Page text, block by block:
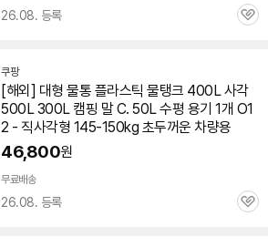
26.08. 등록
관
쿠팡
[해외] 대형 물통 플라스틱 물탱크 400L 사각
500L 300L 캠핑 말 C. 50L 수평 용기 1개 O1
2 - 직사각형 145-150kg 초두꺼운 차량용
46,800원
무료배송
26.08. 등록
관